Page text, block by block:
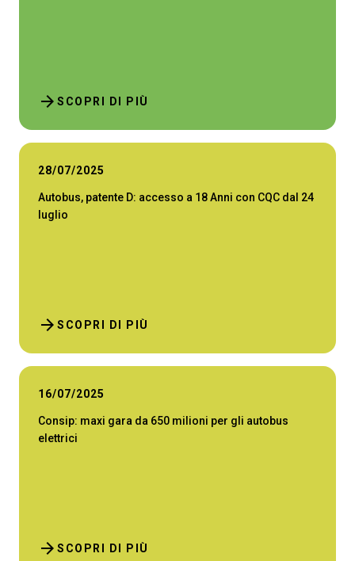
SCOPRI DI PIÙ
arrow_forward
28/07/2025
Autobus, patente D: accesso a 18 Anni con CQC dal 24
luglio
SCOPRI DI PIÙ
arrow_forward
16/07/2025
Consip: maxi gara da 650 milioni per gli autobus
elettrici
SCOPRI DI PIÙ
arrow_forward